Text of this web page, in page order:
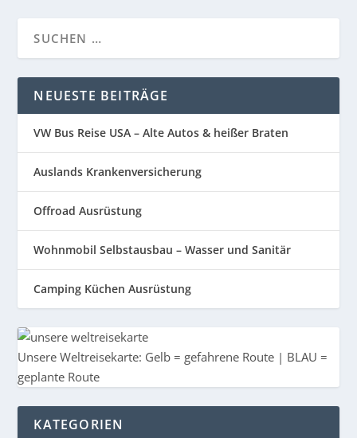
NEUESTE BEITRÄGE
VW Bus Reise USA – Alte Autos & heißer Braten
Auslands Krankenversicherung
Offroad Ausrüstung
Wohnmobil Selbstausbau – Wasser und Sanitär
Camping Küchen Ausrüstung
Unsere Weltreisekarte: Gelb = gefahrene Route | BLAU =
geplante Route
KATEGORIEN